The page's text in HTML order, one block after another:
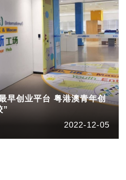
早创业平台 粤港澳青年创
”
2022-12-05